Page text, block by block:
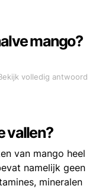
mango?
volledig antwoord
vallen?
van mango heel
namelijk geen
mineralen